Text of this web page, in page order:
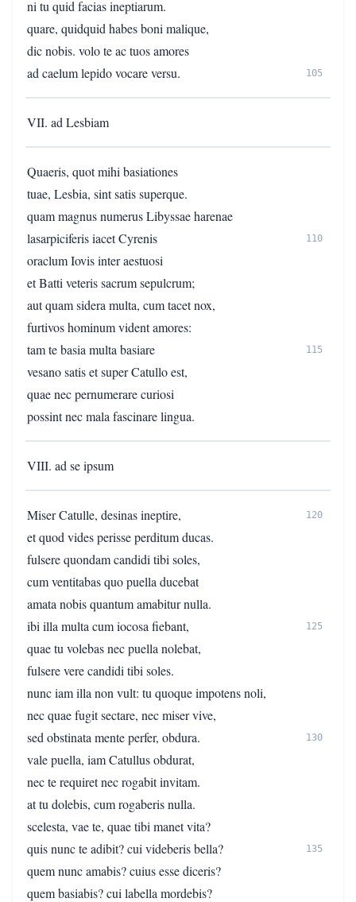
ni tu quid facias ineptiarum.
quare, quidquid habes boni malique,
dic nobis. volo te ac tuos amores
ad caelum lepido vocare versu.
105
VII. ad Lesbiam
Quaeris, quot mihi basiationes
tuae, Lesbia, sint satis superque.
quam magnus numerus Libyssae harenae
lasarpiciferis iacet Cyrenis
110
oraclum Iovis inter aestuosi
et Batti veteris sacrum sepulcrum;
aut quam sidera multa, cum tacet nox,
furtivos hominum vident amores:
tam te basia multa basiare
115
vesano satis et super Catullo est,
quae nec pernumerare curiosi
possint nec mala fascinare lingua.
VIII. ad se ipsum
Miser Catulle, desinas ineptire, 120
et quod vides perisse perditum ducas.
fulsere quondam candidi tibi soles,
cum ventitabas quo puella ducebat
amata nobis quantum amabitur nulla.
ibi illa multa cum iocosa fiebant,
125
quae tu volebas nec puella nolebat,
fulsere vere candidi tibi soles.
nunc iam illa non vult: tu quoque impotens noli,
nec quae fugit sectare, nec miser vive,
sed obstinata mente perfer, obdura.
130
vale puella, iam Catullus obdurat,
nec te requiret nec rogabit invitam.
at tu dolebis, cum rogaberis nulla.
scelesta, vae te, quae tibi manet vita?
quis nunc te adibit? cui videberis bella?
135
quem nunc amabis? cuius esse diceris?
quem basiabis? cui labella mordebis?